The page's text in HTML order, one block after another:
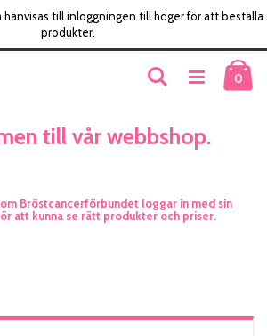
till inloggningen till höger för att beställa
produkter.
0
Söka
till vår webbshop.
Bröstcancerförbundet loggar in med sin
att kunna se rätt produkter och priser.